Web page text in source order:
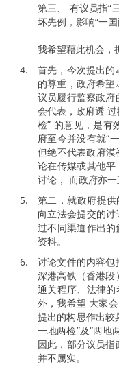
第三、 有议员指“
坏先例，影响“一
我希望藉此机会，
首先，今次提出的
的尊重，政府希
议员履行监察政府
会代表，政府透
检” 的意见，是有
府至今并没有就“
但绝不代表政府
论在传媒或其他平
讨论， 而政府亦一
第二，就政府提
向立法会提交的
过不同渠道作出的
资料。
讨论文件的内容
深港高铁（香港段
通关程序、法律的
外，我希望 大家
提出的构思作出较
一地两检”及“两地
因此，部分议员指
并不属实。